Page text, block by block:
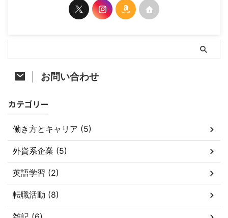
お問い合わせ
カテゴリー
働き方とキャリア (5)
外資系企業 (5)
英語学習 (2)
転職活動 (8)